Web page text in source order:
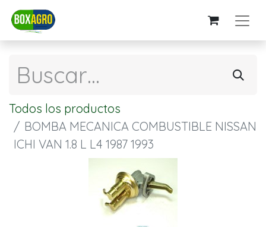
Todos los productos
BOMBA MECANICA COMBUSTIBLE NISSAN
ICHI VAN 1.8 L L4 1987 1993